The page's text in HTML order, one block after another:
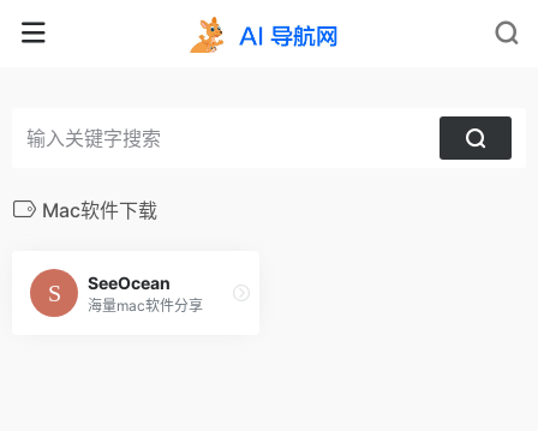
Mac软件下载
SeeOcean
海量mac软件分享